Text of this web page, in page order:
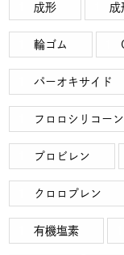
成形 成
輪ゴム
パーオキサイド
フロロシリコー
プロビレン
クロロプレン
有機塩素